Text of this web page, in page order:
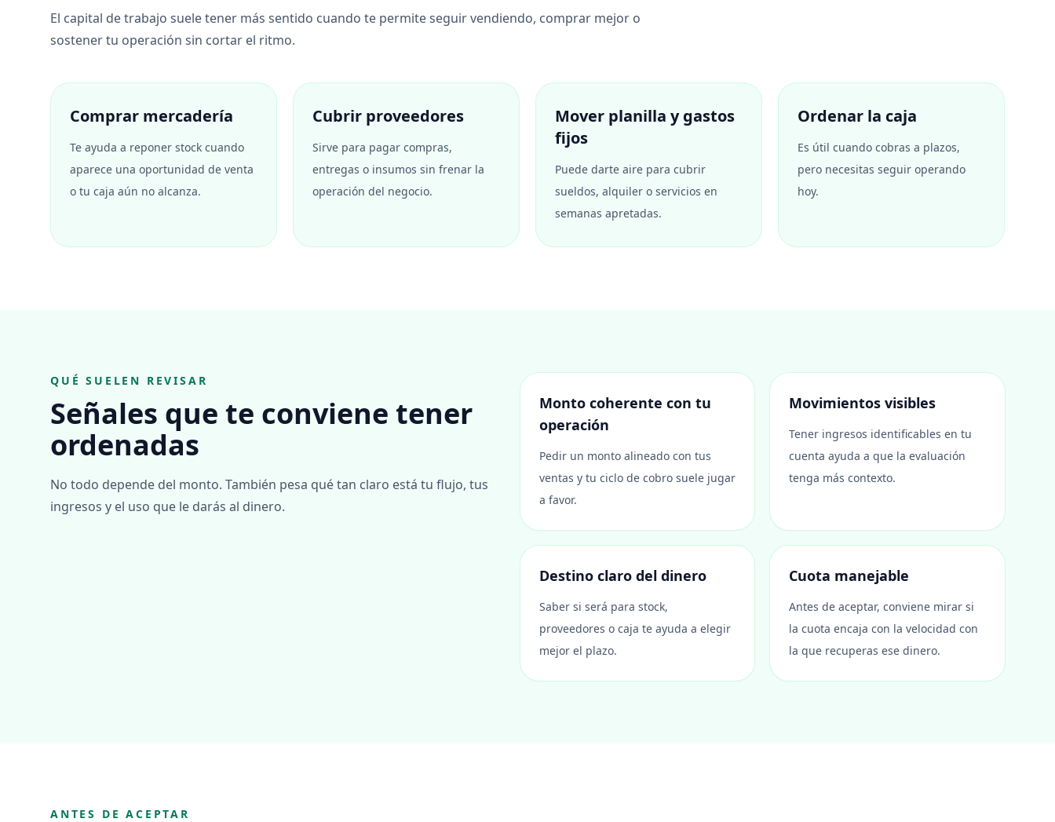
El capital de trabajo suele tener más sentido cuando te permite seguir vendiendo, comprar mejor o
sostener tu operación sin cortar el ritmo.
Comprar mercadería
Te ayuda a reponer stock cuando
aparece una oportunidad de venta
o tu caja aún no alcanza.
Cubrir proveedores
Sirve para pagar compras,
entregas o insumos sin frenar la
operación del negocio.
Mover planilla y gastos
fijos
Puede darte aire para cubrir
sueldos, alquiler o servicios en
semanas apretadas.
Ordenar la caja
Es útil cuando cobras a plazos,
pero necesitas seguir operando
hoy.
QUÉ SUELEN REVISAR
Señales que te conviene tener
ordenadas
No todo depende del monto. También pesa qué tan claro está tu flujo, tus
ingresos y el uso que le darás al dinero.
Monto coherente con tu
operación
Pedir un monto alineado con tus
ventas y tu ciclo de cobro suele jugar
a favor.
Movimientos visibles
Tener ingresos identificables en tu
cuenta ayuda a que la evaluación
tenga más contexto.
Destino claro del dinero
Saber si será para stock,
proveedores o caja te ayuda a elegir
mejor el plazo.
Cuota manejable
Antes de aceptar, conviene mirar si
la cuota encaja con la velocidad con
la que recuperas ese dinero.
ANTES DE ACEPTAR